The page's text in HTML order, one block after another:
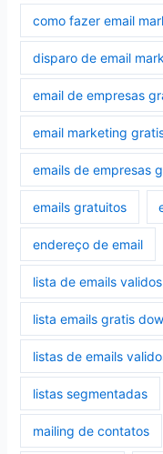
como fazer email
disparo de email
email de empresas
email marketing
emails de empresas
emails gratuitos
endereço de email
lista de emails
lista emails gratis
listas de emails
listas segmentadas
mailing de contatos